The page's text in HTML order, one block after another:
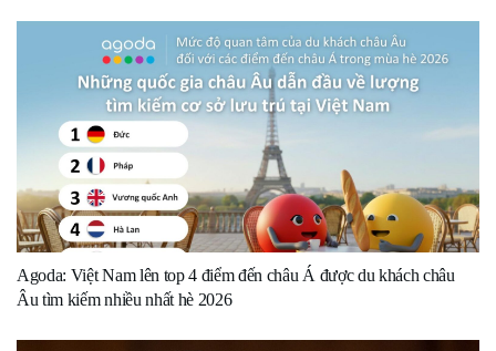
Agoda: Việt Nam lên top 4 điểm đến châu Á được du khách châu
Âu tìm kiếm nhiều nhất hè 2026